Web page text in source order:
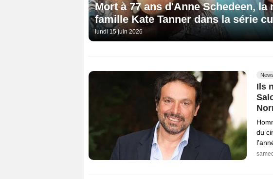
Mort à 77 ans d'Anne Schedeen, la
famille Kate Tanner dans la série
lundi 15 juin 2026
Ils
du